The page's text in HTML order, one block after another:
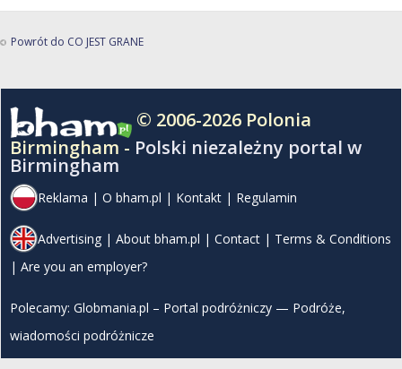
Powrót do CO JEST GRANE
© 2006-2026 Polonia
Birmingham - Polski niezależny portal w
Birmingham
Reklama | O bham.pl | Kontakt | Regulamin
Advertising | About bham.pl | Contact | Terms & Conditions
| Are you an employer?
Polecamy: Globmania.pl – Portal podróżniczy — Podróże,
wiadomości podróżnicze